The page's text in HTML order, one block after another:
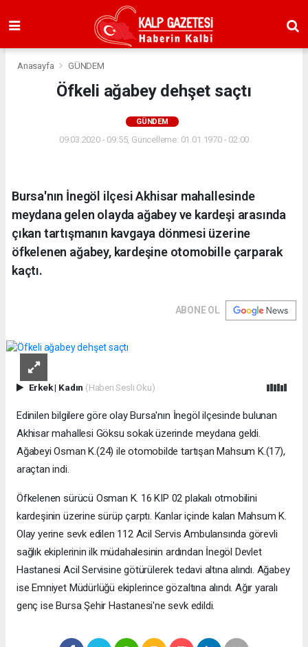
Anasayfa GÜNDEM
Öfkeli ağabey dehşet saçtı
GÜNDEM
09.03.2020 - 09:55, Güncelleme: 01.01.1970 - 02:00
Bursa'nın İnegöl ilçesi Akhisar mahallesinde
meydana gelen olayda ağabey ve kardeşi arasında
çıkan tartışmanın kavgaya dönmesi üzerine
öfkelenen ağabey, kardeşine otomobille çarparak
kaçtı.
ABONE OL
Erkek| Kadın (Haberi Sesli Oku)
Edinilen bilgilere göre olay Bursa'nın İnegöl ilçesinde bulunan
Akhisar mahallesi Göksu sokak üzerinde meydana geldi.
Ağabeyi Osman K.(24) ile otomobilde tartışan Mahsum K.(17),
araçtan indi.
Öfkelenen sürücü Osman K. 16 KIP 02 plakalı otmobilini
kardeşinin üzerine sürüp çarptı. Kanlar içinde kalan Mahsum K.
Olay yerine sevk edilen 112 Acil Servis Ambulansında görevli
sağlık ekiplerinin ilk müdahalesinin ardından İnegöl Devlet
Hastanesi Acil Servisine götürülerek tedavi altına alındı. Ağabey
ise Emniyet Müdürlüğü ekiplerince gözaltına alındı. Ağır yaralı
genç ise Bursa Şehir Hastanesi'ne sevk edildi.